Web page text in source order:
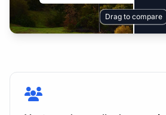
Drag to compare